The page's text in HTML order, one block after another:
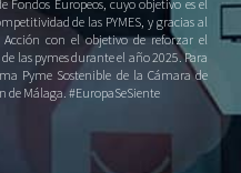
Fondos Europeos, cuyo objetivo es el
de las PYMES, y gracias al
con el objetivo de reforzar el
las pymes durante el año 2025. Para
Pyme Sostenible de la Cámara de
de Málaga. #EuropaSeSiente